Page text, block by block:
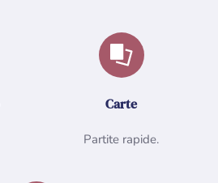
Carte
Partite rapide.